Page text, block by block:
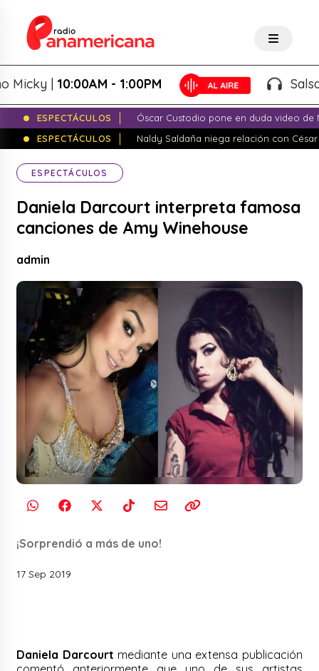
|10:00AM - 1:00PM Salsa de
ESPECTÁCULOS
Óscar Custodio pone en duda video de
ESPECTÁCULOS
Naldy Saldaña niega relación con
ESPECTÁCULOS
Daniela Darcourt interpreta famosa
canciones de Amy Winehouse
admin
¡Sorprendió a más de uno!
17 Sep 2019
Daniela Darcourt mediante una extensa publicación